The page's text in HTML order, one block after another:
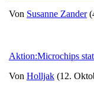
Von Susanne Zander
Aktion:Microchips
Von Holljak (12.